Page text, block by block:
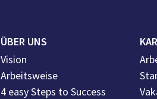
ÜBER UNS
Vision
Arbeitsweise
4 easy Steps to Success